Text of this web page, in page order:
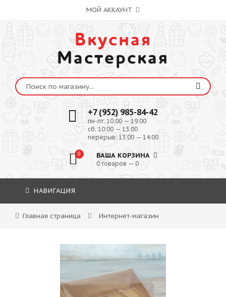
МОЙ АККАУНТ
Вкусная
Мастерская
+7 (952) 985-84-42
пн-пт: 10:00 — 19:00
сб: 10:00 — 13:00
перерыв: 13:00 — 14:00
0 ВАША КОРЗИНА
0 товаров — 0
НАВИГАЦИЯ
Главная страница Интернет-магазин